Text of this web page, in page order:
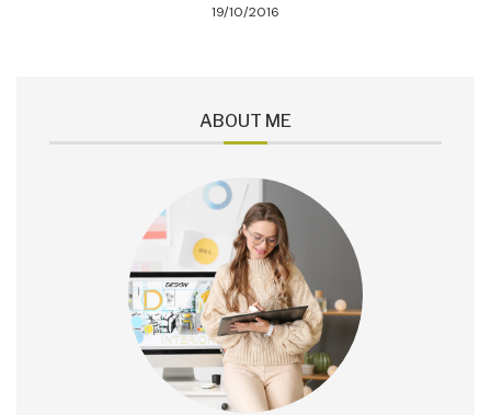
19/10/2016
ABOUT ME